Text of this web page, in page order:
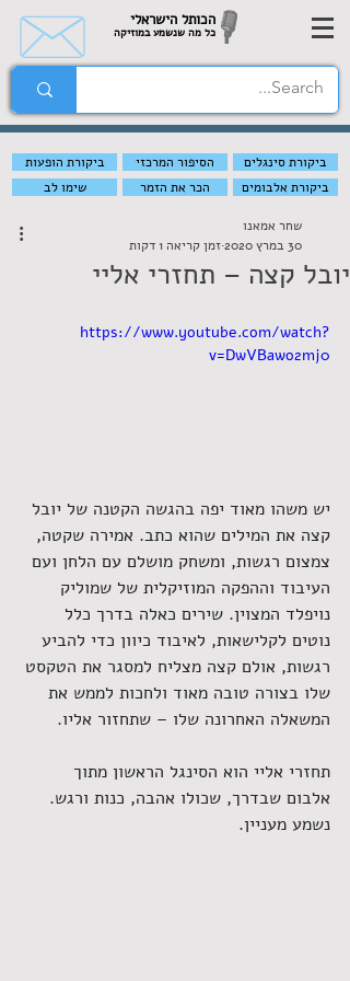
הכותל הישראלי
כל מה שנשמע במוזיקה
ביקורת הופעות הסיפור המרכזי
ביקורת סינגלים
שימו לב
הכר את הזמר ביקורת אלבומים
יובל קצה – תחזרי אליי
שחר אמאנו
30 במרץ 2020
זמן קריאה 1 דקות
https://www.youtube.com/watch?
v=DwVBawo2mj0
יש משהו מאוד יפה בהגשה הקטנה של יובל
קצה את המילים שהוא כתב. אמירה שקטה,
צמצום רגשות, ומשחק מושלם עם הלחן ועם
העיבוד וההפקה המוזיקלית של שמוליק
נויפלד המצוין. שירים כאלה בדרך כלל
נוטים לקלישאות, לאיבוד כיוון כדי להביע
רגשות, אולם קצה מצליח למסגר את הטקסט
שלו בצורה טובה מאוד ולחכות לממש את
המשאלה האחרונה שלו – שתחזור אליו.
תחזרי אליי הוא הסינגל הראשון מתוך
אלבום שבדרך, שכולו אהבה, כנות ורגש.
נשמע מעניין.